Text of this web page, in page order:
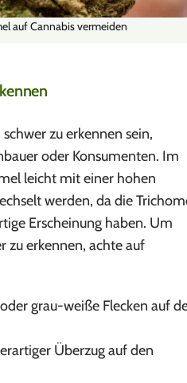
auf Cannabis vermeiden
zu erkennen sein,
oder Konsumenten. Im
leicht mit einer hohen
werden, da die
Erscheinung haben. Um
zu erkennen, achte auf
grau-weiße Flecken auf
Überzug auf den